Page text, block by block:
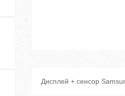
Дисплей + сенсор